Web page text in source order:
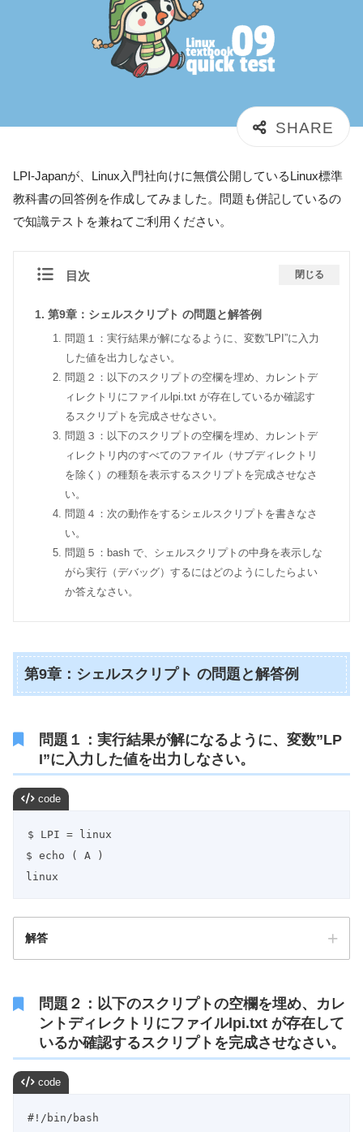
LPI-Japanが、Linux入門社向けに無償公開しているLinux標準
教科書の回答例を作成してみました。問題も併記しているの
で知識テストを兼ねてご利用ください。
目次 閉じる
第9章：シェルスクリプト の問題と解答例
問題１：実行結果が解になるように、変数”LPI”に入力
した値を出力しなさい。
問題２：以下のスクリプトの空欄を埋め、カレントデ
ィレクトリにファイルlpi.txt が存在しているか確認す
るスクリプトを完成させなさい。
問題３：以下のスクリプトの空欄を埋め、カレントデ
ィレクトリ内のすべてのファイル（サブディレクトリ
を除く）の種類を表示するスクリプトを完成させなさ
い。
問題４：次の動作をするシェルスクリプトを書きなさ
い。
問題５：bash で、シェルスクリプトの中身を表示しな
がら実行（デバッグ）するにはどのようにしたらよい
か答えなさい。
第9章：シェルスクリプト の問題と解答例
問題１：実行結果が解になるように、変数”LP
I”に入力した値を出力しなさい。
code
$ LPI = linux
$ echo ( A )
linux
解答
問題２：以下のスクリプトの空欄を埋め、カレ
ントディレクトリにファイルlpi.txt が存在して
いるか確認するスクリプトを完成させなさい。
code
#!/bin/bash